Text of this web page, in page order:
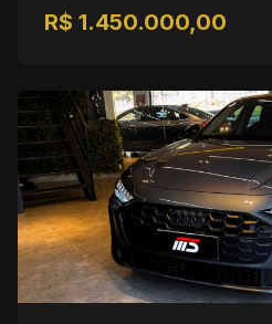
R$ 1.450.000,00